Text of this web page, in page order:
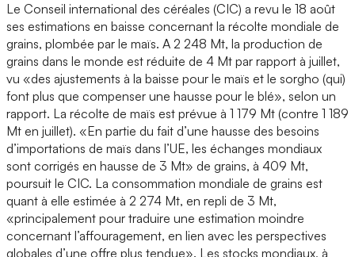
Le Conseil international des céréales (CIC) a revu le 18 août
ses estimations en baisse concernant la récolte mondiale de
grains, plombée par le maïs. A 2 248 Mt, la production de
grains dans le monde est réduite de 4 Mt par rapport à juillet,
vu «des ajustements à la baisse pour le maïs et le sorgho (qui)
font plus que compenser une hausse pour le blé», selon un
rapport. La récolte de maïs est prévue à 1 179 Mt (contre 1 189
Mt en juillet). «En partie du fait d’une hausse des besoins
d’importations de maïs dans l’UE, les échanges mondiaux
sont corrigés en hausse de 3 Mt» de grains, à 409 Mt,
poursuit le CIC. La consommation mondiale de grains est
quant à elle estimée à 2 274 Mt, en repli de 3 Mt,
«principalement pour traduire une estimation moindre
concernant l’affouragement, en lien avec les perspectives
globales d’une offre plus tendue». Les stocks mondiaux, à